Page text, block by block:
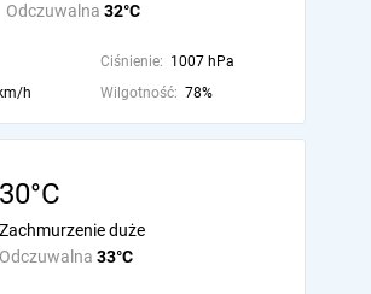
Odczuwalna 32°C
Ciśnienie: 1007 hPa
h Wilgotność: 78%
30°C
Odczuwalna 33°C
Zachmurzenie duże